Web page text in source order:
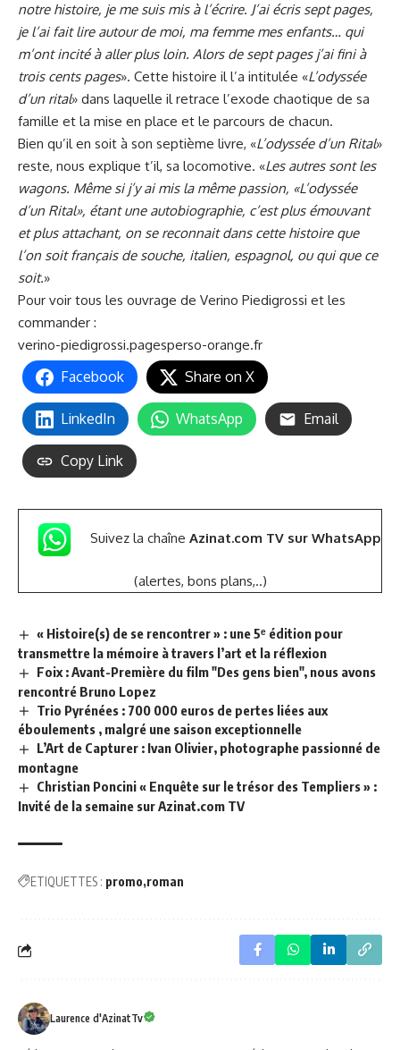
notre histoire, je me suis mis à l’écrire. J’ai écris sept pages,
je l’ai fait lire autour de moi, ma femme mes enfants… qui
m’ont incité à aller plus loin. Alors de sept pages j’ai fini à
trois cents pages». Cette histoire il l’a intitulée «L’odyssée
d’un rital» dans laquelle il retrace l’exode chaotique de sa
famille et la mise en place et le parcours de chacun.
Bien qu’il en soit à son septième livre, «L’odyssée d’un Rital»
reste, nous explique t’il, sa locomotive. «Les autres sont les
wagons. Même si j’y ai mis la même passion, «L’odyssée
d’un Rital», étant une autobiographie, c’est plus émouvant
et plus attachant, on se reconnait dans cette histoire que
l’on soit français de souche, italien, espagnol, ou qui que ce
soit.»
Pour voir tous les ouvrage de Verino Piedigrossi et les
commander :
verino-piedigrossi.pagesperso-orange.fr
Facebook Share on X
LinkedIn WhatsApp Email
Copy Link
Suivez la chaîne Azinat.com TV sur WhatsApp
(alertes, bons plans,..)
« Histoire(s) de se rencontrer » : une 5ᵉ édition pour
transmettre la mémoire à travers l’art et la réflexion
Foix : Avant-Première du film "Des gens bien", nous avons
rencontré Bruno Lopez
Trio Pyrénées : 700 000 euros de pertes liées aux
éboulements , malgré une saison exceptionnelle
L’Art de Capturer : Ivan Olivier, photographe passionné de
montagne
Christian Poncini « Enquête sur le trésor des Templiers » :
Invité de la semaine sur Azinat.com TV
ETIQUETTES : promo roman
Laurence d'AzinatTv